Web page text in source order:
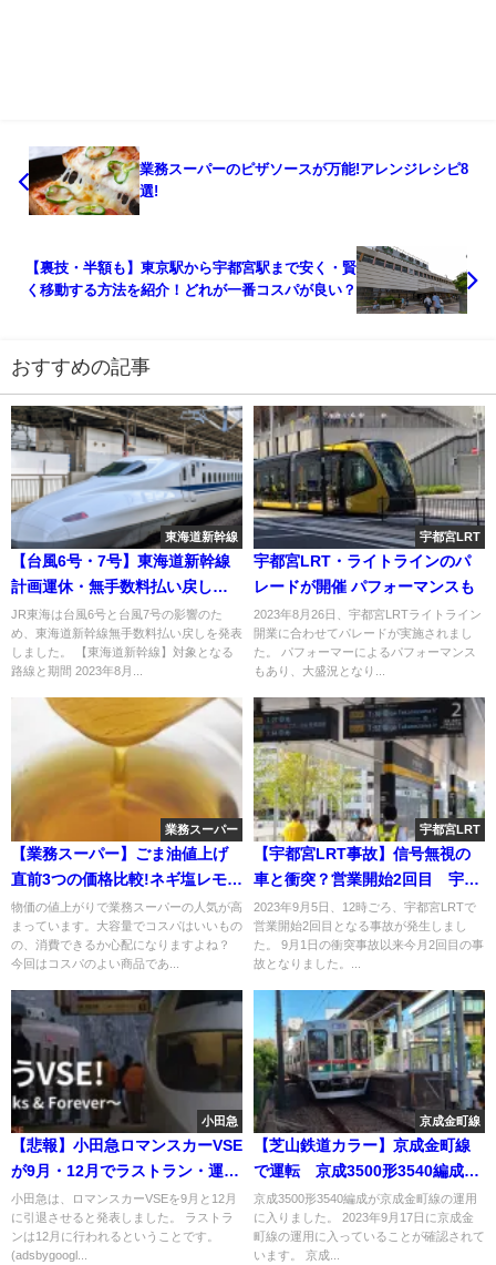
業務スーパーのピザソースが万能!アレンジレシピ8
選!
【裏技・半額も】東京駅から宇都宮駅まで安く・賢
く移動する方法を紹介！どれが一番コスパが良い？
おすすめの記事
東海道新幹線
【台風6号・7号】東海道新幹線
計画運休・無手数料払い戻しを
発表 8月7日～8月18日までの
間 北陸新幹線・山陽新幹線で
も実施
JR東海は台風6号と台風7号の影響のた
め、東海道新幹線無手数料払い戻しを発表
しました。 【東海道新幹線】対象となる
路線と期間 2023年8月...
宇都宮LRT
宇都宮LRT・ライトラインのパ
レードが開催 パフォーマンスも
2023年8月26日、宇都宮LRTライトライン
開業に合わせてパレードが実施されまし
た。 パフォーマーによるパフォーマンス
もあり、大盛況となり...
業務スーパー
【業務スーパー】ごま油値上げ
直前3つの価格比較!ネギ塩レモン
味の調味料も紹介!
物価の値上がりで業務スーパーの人気が高
まっています。大容量でコスパはいいもの
の、消費できるか心配になりますよね？
今回はコスパのよい商品であ...
宇都宮LRT
【宇都宮LRT事故】信号無視の
車と衝突？営業開始2回目 宇都
宮駅東口～東宿郷間で事故か
2023年9月5日、12時ごろ、宇都宮LRTで
営業開始2回目となる事故が発生しまし
た。 9月1日の衝突事故以来今月2回目の事
故となりました。...
小田急
【悲報】小田急ロマンスカーVSE
が9月・12月でラストラン・運行
終了に
小田急は、ロマンスカーVSEを9月と12月
に引退させると発表しました。 ラストラ
ンは12月に行われるということです。
(adsbygoogl...
京成金町線
【芝山鉄道カラー】京成金町線
で運転 京成3500形3540編成
2023年9月17日から
京成3500形3540編成が京成金町線の運用
に入りました。 2023年9月17日に京成金
町線の運用に入っていることが確認されて
います。 京成...